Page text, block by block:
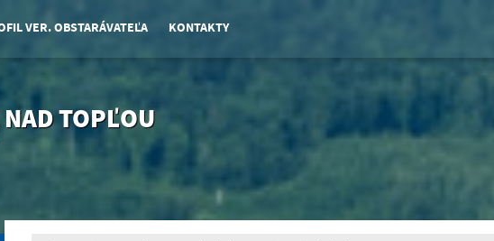
VER. OBSTARÁVATEĽA KONTAKTY
TOPĽOU